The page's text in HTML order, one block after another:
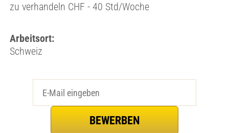
zu verhandeln CHF - 40 Std/Woche
Arbeitsort:
Schweiz